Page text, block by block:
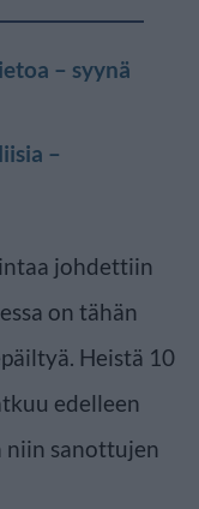
– syynä
–
johdettiin
on tähän
Heistä 10
edelleen
sanottujen